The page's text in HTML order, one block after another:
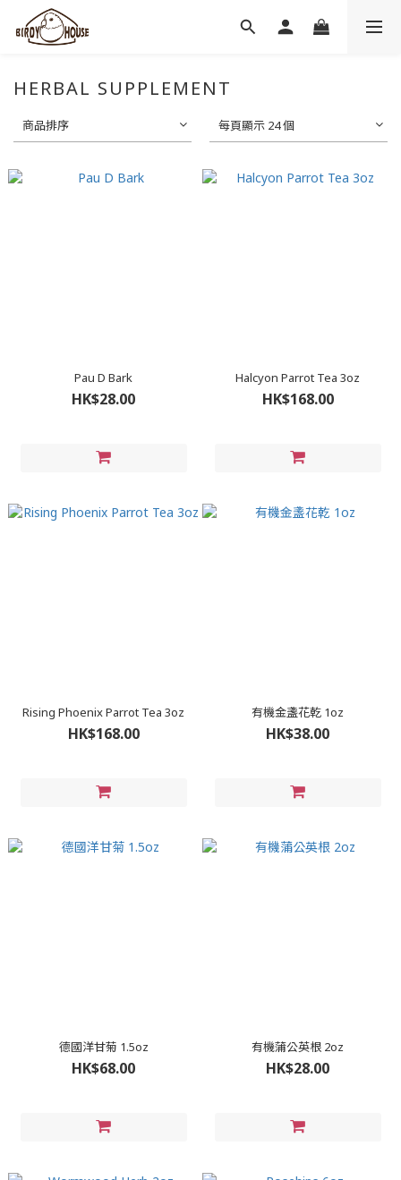
HERBAL SUPPLEMENT
商品排序 每頁顯示 24 個
Pau D Bark
HK$28.00
Halcyon Parrot Tea 3oz
HK$168.00
Rising Phoenix Parrot Tea 3oz
HK$168.00
有機金盞花乾 1oz
HK$38.00
德國洋甘菊 1.5oz
HK$68.00
有機蒲公英根 2oz
HK$28.00